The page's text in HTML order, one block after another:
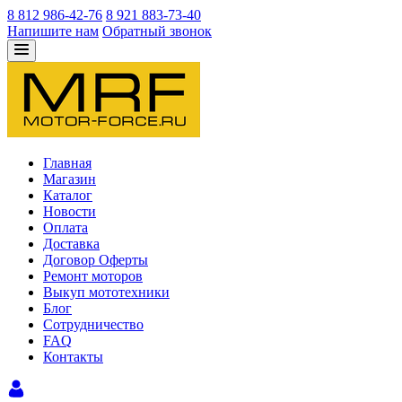
8 812 986-42-76 8 921 883-73-40
Напишите нам Обратный звонок
Главная
Магазин
Каталог
Новости
Оплата
Доставка
Договор Оферты
Ремонт моторов
Выкуп мототехники
Блог
Сотрудничество
FAQ
Контакты